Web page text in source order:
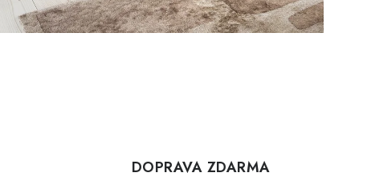
DOPRAVA ZDARMA